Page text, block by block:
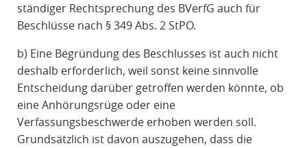
ständiger Rechtsprechung des BVerfG auch für
Beschlüsse nach § 349 Abs. 2 StPO.
b) Eine Begründung des Beschlusses ist auch nicht
deshalb erforderlich, weil sonst keine sinnvolle
Entscheidung darüber getroffen werden könnte, ob
eine Anhörungsrüge oder eine
Verfassungsbeschwerde erhoben werden soll.
Grundsätzlich ist davon auszugehen, dass die